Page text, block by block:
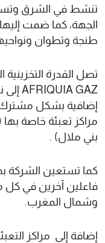
الجهة، كما ضمت
طنجة وتطوان
تصل القدرة التخزينية
مراكز تعبئة خاصة
بني ملال) .
كما تستعين الشركة
فاعلين آخرين في كل
وشمال المغرب.
إضافة إلى مراكز